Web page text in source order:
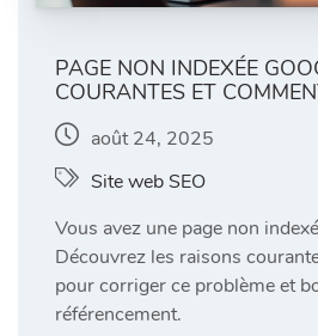
PAGE NON INDEXÉE
COURANTES ET
août 24, 2025
Site web SEO
Vous avez une page non
Découvrez les raisons
pour corriger ce problème et
référencement.